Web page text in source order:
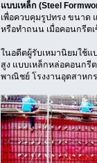
แบบเหล็ก (Steel
เพื่อควบคุมรูปทรง ขนาด
หรือทำถนน เมื่อคอนกรีต
ในอดีตผู้รับเหมานิยมใช้
สูง แบบเหล็กหล่อคอนกรี
พาณิชย์ โรงงานอุตสาหก